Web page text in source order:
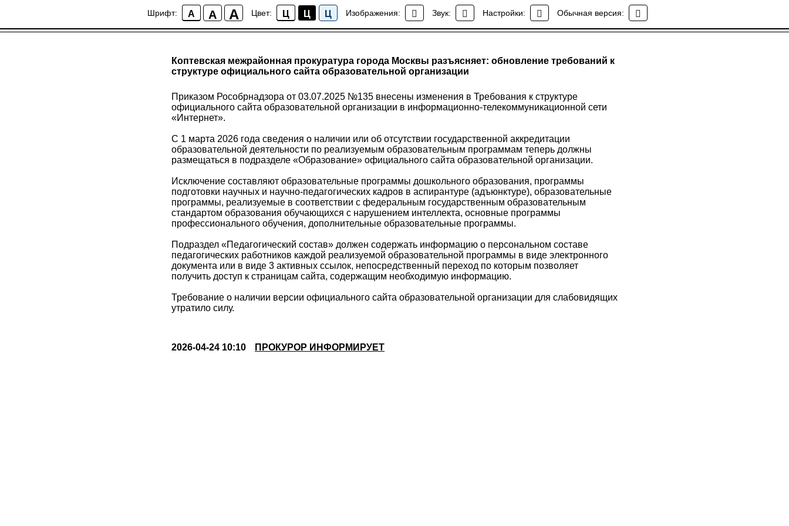
Шрифт: A A A Цвет: Ц Ц Ц Изображения: Звук: Настройки: Обычная версия:
Новости района Коптево
Коптевская межрайонная прокуратура города Москвы разъясняет: обновление требований к
структуре официального сайта образовательной организации
Приказом Рособрнадзора от 03.07.2025 №135 внесены изменения в Требования к структуре
официального сайта образовательной организации в информационно-телекоммуникационной сети
«Интернет».
С 1 марта 2026 года сведения о наличии или об отсутствии государственной аккредитации
образовательной деятельности по реализуемым образовательным программам теперь должны
размещаться в подразделе «Образование» официального сайта образовательной организации.
Исключение составляют образовательные программы дошкольного образования, программы
подготовки научных и научно-педагогических кадров в аспирантуре (адъюнктуре), образовательные
программы, реализуемые в соответствии с федеральным государственным образовательным
стандартом образования обучающихся с нарушением интеллекта, основные программы
профессионального обучения, дополнительные образовательные программы.
Подраздел «Педагогический состав» должен содержать информацию о персональном составе
педагогических работников каждой реализуемой образовательной программы в виде электронного
документа или в виде 3 активных ссылок, непосредственный переход по которым позволяет
получить доступ к страницам сайта, содержащим необходимую информацию.
Требование о наличии версии официального сайта образовательной организации для слабовидящих
утратило силу.
2026-04-24 10:10 ПРОКУРОР ИНФОРМИРУЕТ